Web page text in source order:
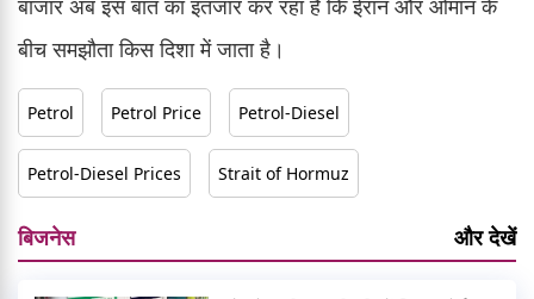
बाजार अब इस बात का इंतजार कर रहा है कि ईरान और ओमान के
बीच समझौता किस दिशा में जाता है।
Petrol Petrol Price Petrol-Diesel
Petrol-Diesel Prices Strait of Hormuz
बिजनेस और देखें